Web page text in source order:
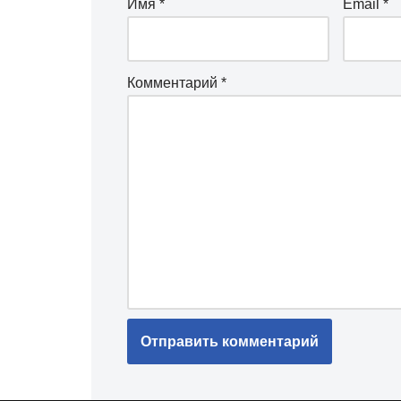
Имя * Email*
Комментарий *